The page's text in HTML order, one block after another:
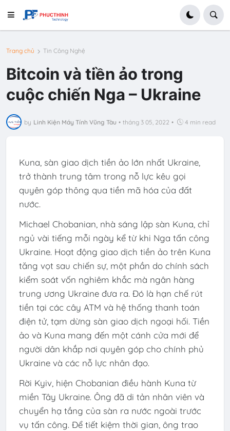
Trang chủ Tin Công Nghệ
Bitcoin và tiền ảo trong
cuộc chiến Nga – Ukraine
by Linh Kiện Máy Tính Vũng Tàu • tháng 3 05, 2022 • 4 min read
Kuna, sàn giao dịch tiền ảo lớn nhất Ukraine,
trở thành trung tâm trong nỗ lực kêu gọi
quyên góp thông qua tiền mã hóa của đất
nước.
Michael Chobanian, nhà sáng lập sàn Kuna, chỉ
ngủ vài tiếng mỗi ngày kể từ khi Nga tấn công
Ukraine. Hoạt động giao dịch tiền ảo trên Kuna
tăng vọt sau chiến sự, một phần do chính sách
kiểm soát vốn nghiêm khắc mà ngân hàng
trung ương Ukraine đưa ra. Đó là hạn chế rút
tiền tại các cây ATM và hệ thống thanh toán
điện tử, tạm dừng sàn giao dịch ngoại hối. Tiền
ảo và Kuna mang đến một cánh cửa mới để
người dân khắp nơi quyên góp cho chính phủ
Ukraine và các nỗ lực nhân đạo.
Rời Kyiv, hiện Chobanian điều hành Kuna từ
miền Tây Ukraine. Ông đã di tản nhân viên và
chuyển hạ tầng của sàn ra nước ngoài trước
vụ tấn công. Để tiết kiệm thời gian, ông trao